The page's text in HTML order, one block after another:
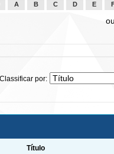
A B C D E
Classificar por:
Título